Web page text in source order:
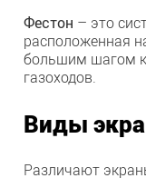
Фестон – это
расположенная
большим шагом
газоходов.
Виды
Различают